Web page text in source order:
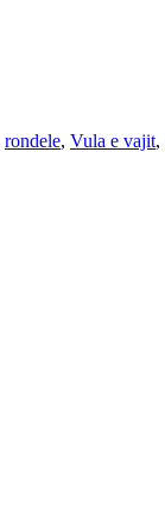
rondele, Vula e vajit,